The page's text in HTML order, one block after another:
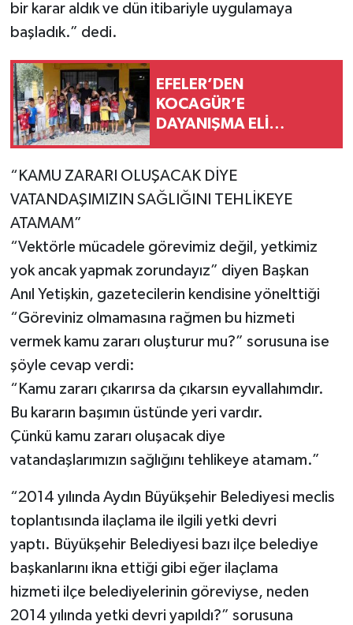
bir karar aldık ve dün itibariyle uygulamaya
başladık.” dedi.
EFELER’DEN
KOCAGÜR’E
DAYANIŞMA ELİ
BAKIM HİZMETİ
“KAMU ZARARI OLUŞACAK DİYE
VATANDAŞIMIZIN SAĞLIĞINI TEHLİKEYE
ATAMAM”
“Vektörle mücadele görevimiz değil, yetkimiz
yok ancak yapmak zorundayız” diyen Başkan
Anıl Yetişkin, gazetecilerin kendisine yönelttiği
“Göreviniz olmamasına rağmen bu hizmeti
vermek kamu zararı oluşturur mu?” sorusuna ise
şöyle cevap verdi:
“Kamu zararı çıkarırsa da çıkarsın eyvallahımdır.
Bu kararın başımın üstünde yeri vardır.
Çünkü kamu zararı oluşacak diye
vatandaşlarımızın sağlığını tehlikeye atamam.”
“2014 yılında Aydın Büyükşehir Belediyesi meclis
toplantısında ilaçlama ile ilgili yetki devri
yaptı. Büyükşehir Belediyesi bazı ilçe belediye
başkanlarını ikna ettiği gibi eğer ilaçlama
hizmeti ilçe belediyelerinin göreviyse, neden
2014 yılında yetki devri yapıldı?” sorusuna